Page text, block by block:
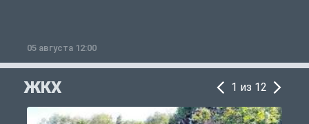
05 августа 12:00
ЖКХ 1 из 12